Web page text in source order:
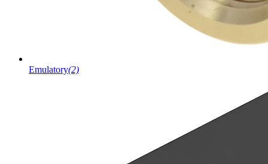
Emulatory(2)